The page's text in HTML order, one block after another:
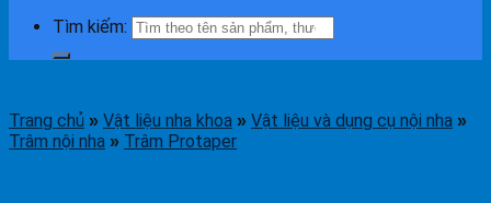
Tìm kiếm:
Trang chủ » Vật liệu nha khoa » Vật liệu và dụng cụ nội nha »
Trâm nội nha » Trâm Protaper